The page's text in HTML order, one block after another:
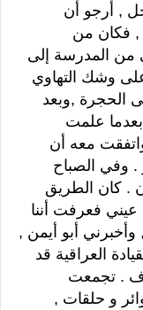
, أرجو أن
, فكان من
من المدرسة إلى
وشك التهاوي
الحجرة ,وبعد
بعدما علمت
معه أن
. وفي الصباح
. كان الطريق
فعرفت أننا
وأخبرني أبو أيمن ,
العراقية قد
. تجمعت
و حلقات ,